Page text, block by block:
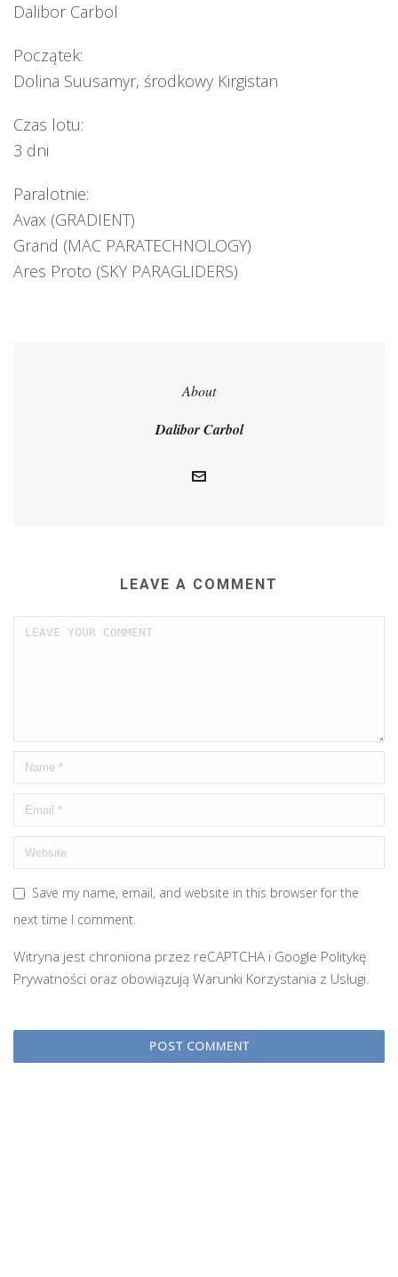
Dalibor Carbol
Początek:
Dolina Suusamyr, środkowy Kirgistan
Czas lotu:
3 dni
Paralotnie:
Avax (GRADIENT)
Grand (MAC PARATECHNOLOGY)
Ares Proto (SKY PARAGLIDERS)
About
Dalibor Carbol
LEAVE A COMMENT
Save my name, email, and website in this browser for the
next time I comment.
Witryna jest chroniona przez reCAPTCHA i Google Politykę
Prywatności oraz obowiązują Warunki Korzystania z Usługi.